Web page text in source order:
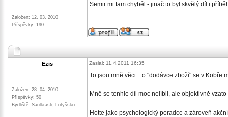
Založen: 12. 03. 2010
Příspěvky: 190
Semir mi tam chyběl - jinač to byl skvělý díl i
Ezis
Založen: 28. 04. 2010
Příspěvky: 50
Bydliště: Saulkrasti, Lotyšsko
Zaslal: 11.4.2011 16:35
To jsou mně věci... o "dodávce zboží" se v Kobře
Mně se tenhle díl moc nelíbil, ale objektivně
Hotte jako psychologický poradce a zároveň